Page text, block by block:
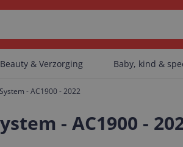
categorieën gevonden.
Beauty & Verzorging Baby, kind &
- AC1900 - 2022
- AC1900 -